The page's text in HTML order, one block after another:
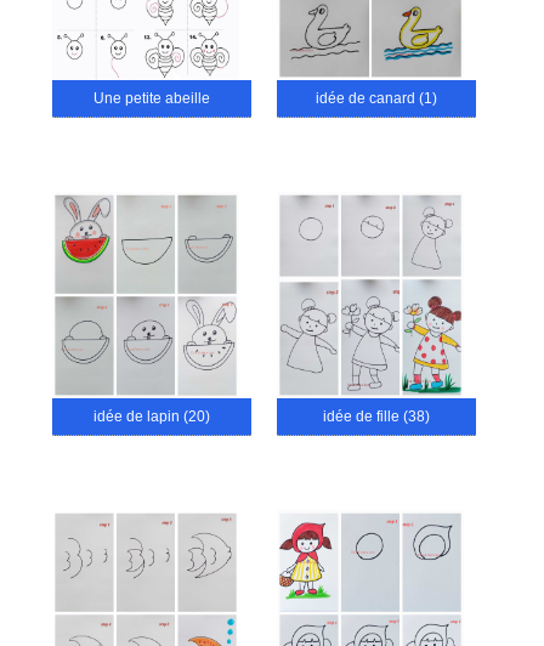
Une petite abeille idée de canard (1)
idée de lapin (20) idée de fille (38)